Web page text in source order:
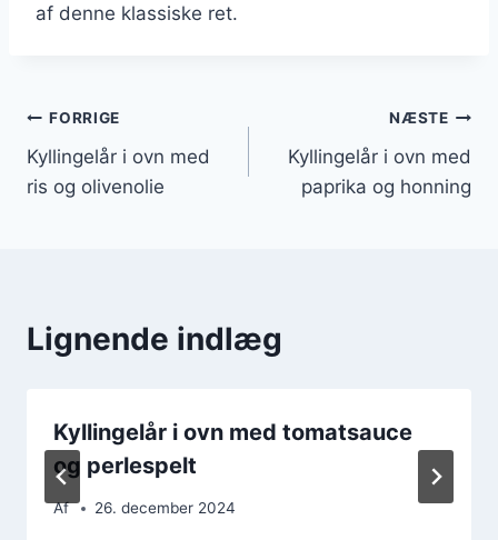
af denne klassiske ret.
Indlægsnavigation
FORRIGE
Kyllingelår i ovn med
ris og olivenolie
NÆSTE
Kyllingelår i ovn med
paprika og honning
Lignende indlæg
Kyllingelår i ovn med tomatsauce
og perlespelt
Af 26. december 2024